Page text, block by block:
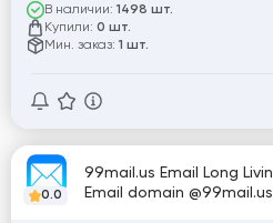
В наличии: 1498 шт.
Купили: 0 шт.
Мин. заказ: 1 шт.
0.0
99mail.us Email Long
Email domain @99mail.us